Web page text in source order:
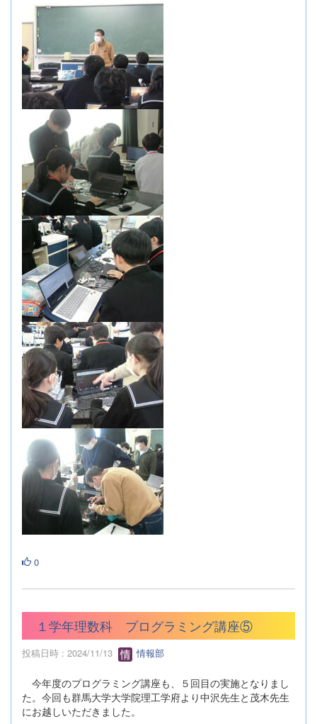
0
１学年理数科 プログラミング講座⑤
投稿日時 : 2024/11/13 情報部
今年度のプログラミング講座も、５回目の実施となりまし
た。今回も群馬大学大学院理工学府より中沢先生と茂木先生
にお越しいただきました。